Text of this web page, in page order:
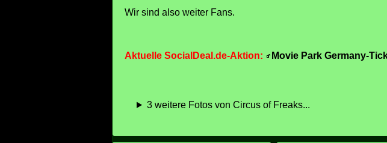
Wir sind also weiter Fans.
Aktuelle SocialDeal.de-Aktion: Movie Park Germany-
3 weitere Fotos von Circus of Freaks...